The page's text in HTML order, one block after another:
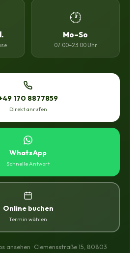
🕐
Mo–So
07:00–23:00 Uhr
170 8877859
Direkt anrufen
WhatsApp
Schnelle Antwort
Online buchen
Termin wählen
ansehen · Clemensstraße 15, 80803